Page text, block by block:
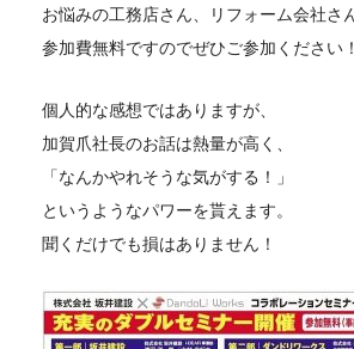
お悩みの工務店さん、リフォーム会社さ
参加費無料ですのでぜひご参加ください！
個人的な感想ではありますが、
加賀爪社長のお話は熱量が高く、
「なんかやれそうな気がする！」
というようなパワーを貰えます。
聞くだけでも損はありません！